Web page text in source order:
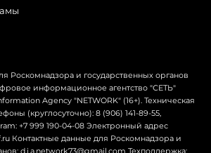
Роскомнадзора и государственных органов
информационное агентство "СЕТЬ"
Agency "NETWORK" (16+). Техническая
(круглосуточно): 8 (906) 141-89-55,
+7 999 190-04-08 Электронный адрес
Контактные данные для Роскомнадзора и